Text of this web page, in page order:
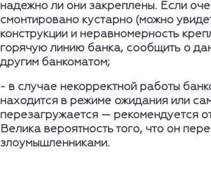
надежно ли они закреплены. Если
смонтировано кустарно (можно
конструкции и неравномерность
горячую линию банка, сообщить о
другим банкоматом;
- в случае некорректной работы
находится в режиме ожидания или
перезагружается — рекомендуется
Велика вероятность того, что он
злоумышленниками.